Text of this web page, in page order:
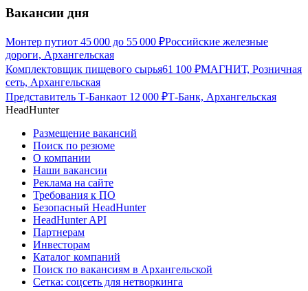
Вакансии дня
Монтер путиот 45 000 до 55 000 ₽Российские железные
дороги, Архангельская
Комплектовщик пищевого сырья61 100 ₽МАГНИТ, Розничная
сеть, Архангельская
Представитель Т-Банкаот 12 000 ₽Т-Банк, Архангельская
HeadHunter
Размещение вакансий
Поиск по резюме
О компании
Наши вакансии
Реклама на сайте
Требования к ПО
Безопасный HeadHunter
HeadHunter API
Партнерам
Инвесторам
Каталог компаний
Поиск по вакансиям в Архангельской
Сетка: соцсеть для нетворкинга